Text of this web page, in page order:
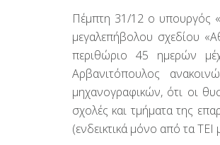
Πέμπτη 31/12 ο υπουργός
μεγαλεπήβολου σχεδίου
περιθώριο 45 ημερών
Αρβανιτόπουλος
μηχανογραφικών, ότι οι
σχολές και τμήματα της
(ενδεικτικά μόνο από τα ΤΕΙ